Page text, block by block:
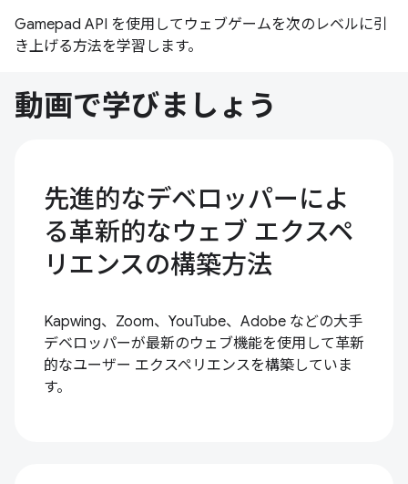
Gamepad API を使用してウェブゲームを次のレベルに引
き上げる方法を学習します。
動画で学びましょう
先進的なデベロッパーによ
る革新的なウェブ エクスペ
リエンスの構築方法
Kapwing、Zoom、YouTube、Adobe などの大手
デベロッパーが最新のウェブ機能を使用して革新
的なユーザー エクスペリエンスを構築していま
す。